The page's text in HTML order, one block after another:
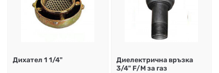
Дихател 1 1/4"
Диелектрична връзка
3/4" F/M за газ